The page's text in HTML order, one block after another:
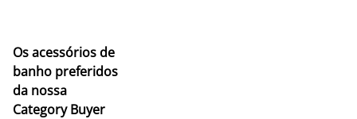
Os acessórios de
banho preferidos
da nossa
Category Buyer